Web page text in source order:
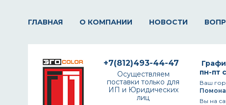
ГЛАВНАЯ О КОМПАНИИ НОВОСТИ
пн-пт
Ваш
Помона
Вы на
+7(812)493-44-47
Осуществляем
поставки только для
ИП и Юридических
лиц